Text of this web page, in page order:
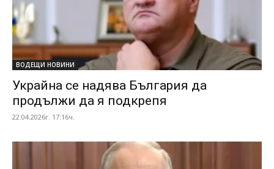
ВОДЕЩИ НОВИНИ
Украйна се надява България да
продължи да я подкрепя
22.04.2026г. 17:16ч.